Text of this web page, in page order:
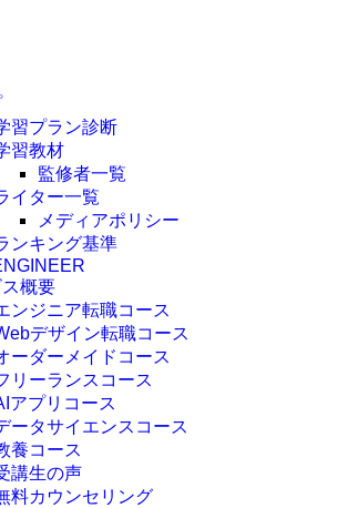
習プラン診断
習教材
監修者一覧
イター一覧
メディアポリシー
ンキング基準
概要
ンジニア転職コース
デザイン転職コース
ーダーメイドコース
リーランスコース
アプリコース
ータサイエンスコース
養コース
講生の声
料カウンセリング